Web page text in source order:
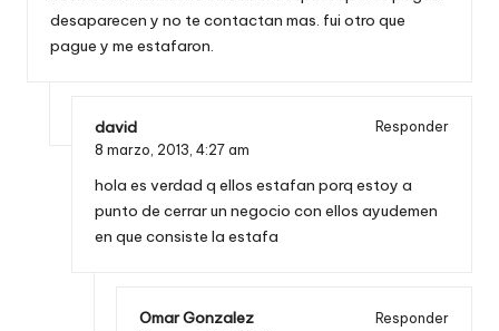
desaparecen y no te contactan mas. fui otro que
pague y me estafaron.
david
Responder
8 marzo, 2013, 4:27 am
hola es verdad q ellos estafan porq estoy a
punto de cerrar un negocio con ellos ayudemen
en que consiste la estafa
Omar Gonzalez
Responder